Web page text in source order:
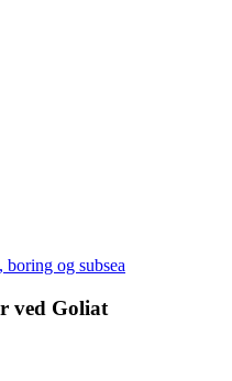
boring og subsea
ved Goliat